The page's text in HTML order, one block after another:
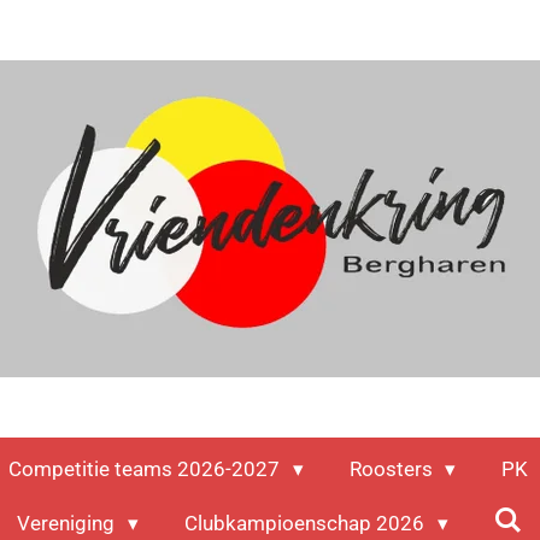
Competitie teams 2026-2027 Roosters PK
Vereniging Clubkampioenschap 2026